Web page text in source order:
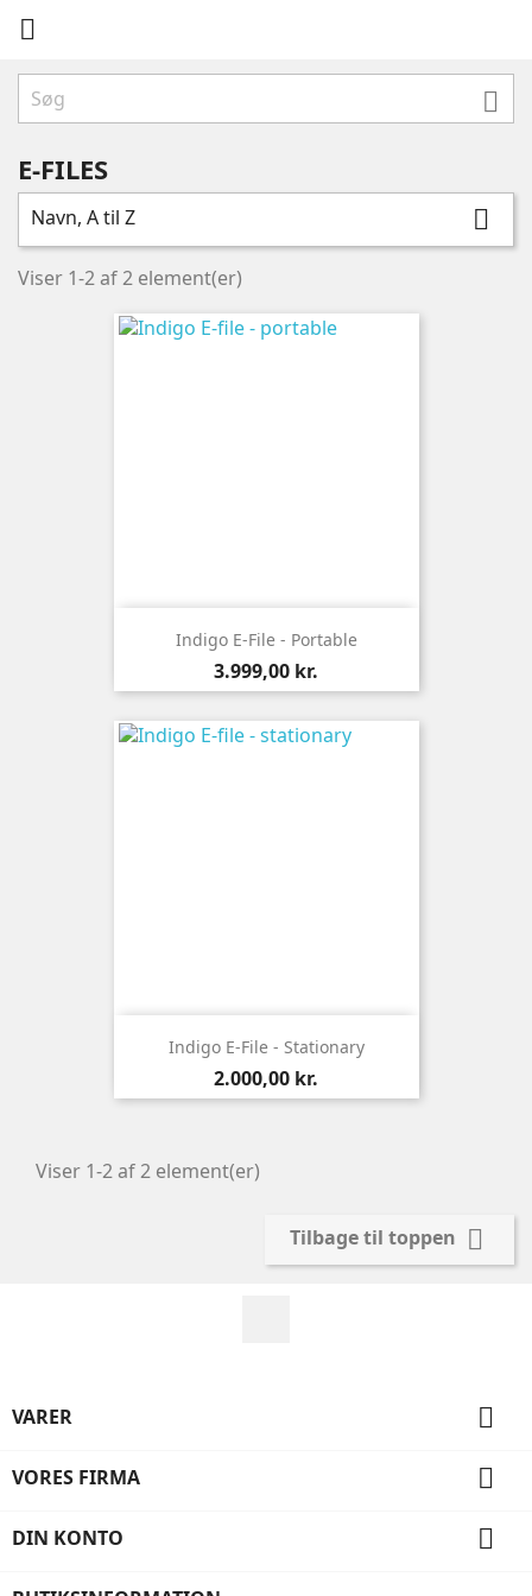


E-FILES
Navn, A til Z 
Viser 1-2 af 2 element(er)
Indigo E-File - Portable
Pris
3.999,00 kr.
Indigo E-File - Stationary
Pris
2.000,00 kr.
Viser 1-2 af 2 element(er)
Tilbage til toppen 
VARER 
VORES FIRMA 
DIN KONTO 